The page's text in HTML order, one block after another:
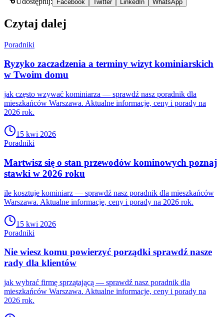
Facebook Twitter LinkedIn WhatsApp
Czytaj dalej
Poradniki
Ryzyko zaczadzenia a terminy wizyt kominiarskich
w Twoim domu
jak często wzywać kominiarza — sprawdź nasz poradnik dla
mieszkańców Warszawa. Aktualne informacje, ceny i porady na
2026 rok.
15 kwi 2026
Poradniki
Martwisz się o stan przewodów kominowych poznaj
stawki w 2026 roku
ile kosztuje kominiarz — sprawdź nasz poradnik dla mieszkańców
Warszawa. Aktualne informacje, ceny i porady na 2026 rok.
15 kwi 2026
Poradniki
Nie wiesz komu powierzyć porządki sprawdź nasze
rady dla klientów
jak wybrać firmę sprzątającą — sprawdź nasz poradnik dla
mieszkańców Warszawa. Aktualne informacje, ceny i porady na
2026 rok.